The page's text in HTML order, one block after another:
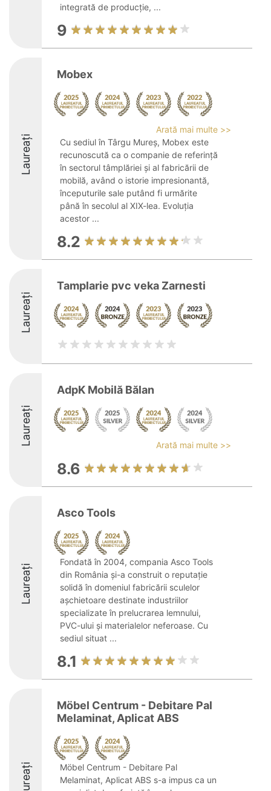
integrată de producție, ...
9
Laureați
Mobex
Arată mai multe >>
Cu sediul în Târgu Mureș, Mobex este
recunoscută ca o companie de referință
în sectorul tâmplăriei și al fabricării de
mobilă, având o istorie impresionantă,
începuturile sale putând fi urmărite
până în secolul al XIX-lea. Evoluția
acestor ...
8.2
Laureați
Tamplarie pvc veka Zarnesti
Laureați
AdpK Mobilă Bălan
Arată mai multe >>
8.6
Laureați
Asco Tools
Fondată în 2004, compania Asco Tools
din România și-a construit o reputație
solidă în domeniul fabricării sculelor
așchietoare destinate industriilor
specializate în prelucrarea lemnului,
PVC-ului și materialelor neferoase. Cu
sediul situat ...
8.1
Laureați
Möbel Centrum - Debitare Pal
Melaminat, Aplicat ABS
Möbel Centrum - Debitare Pal
Melaminat, Aplicat ABS s-a impus ca un